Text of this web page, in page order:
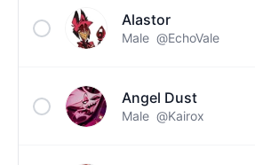
Alastor
Male @EchoVale
Angel Dust
Male @Kairox